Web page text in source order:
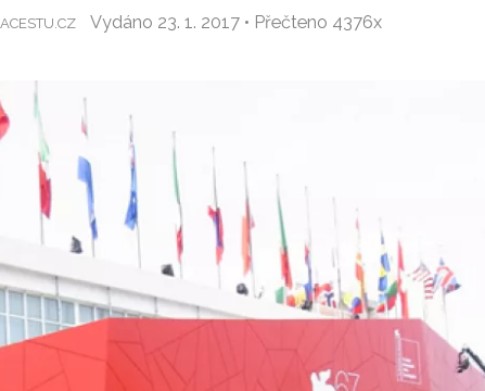
Vydáno 23. 1. 2017 • Přečteno 4376x